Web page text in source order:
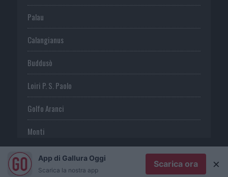
Palau
Calangianus
Buddusò
Loiri P. S. Paolo
Golfo Aranci
Monti
TeltiApp di Gallura Oggi
Scarica la nostra app
Scarica ora ×